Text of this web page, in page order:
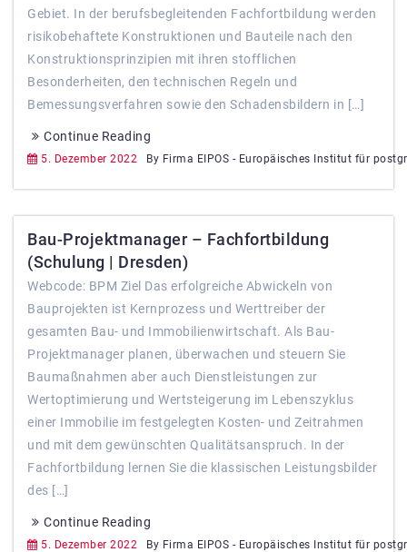
Gebiet. In der berufsbegleitenden Fachfortbildung werden
risikobehaftete Konstruktionen und Bauteile nach den
Konstruktionsprinzipien mit ihren stofflichen
Besonderheiten, den technischen Regeln und
Bemessungsverfahren sowie den Schadensbildern in […]
Continue Reading
5. Dezember 2022 By Firma EIPOS - Europäisches Institut für
Bau-Projektmanager – Fachfortbildung
(Schulung | Dresden)
Webcode: BPM Ziel Das erfolgreiche Abwickeln von
Bauprojekten ist Kernprozess und Werttreiber der
gesamten Bau- und Immobilienwirtschaft. Als Bau-
Projektmanager planen, überwachen und steuern Sie
Baumaßnahmen aber auch Dienstleistungen zur
Wertoptimierung und Wertsteigerung im Lebenszyklus
einer Immobilie im festgelegten Kosten- und Zeitrahmen
und mit dem gewünschten Qualitätsanspruch. In der
Fachfortbildung lernen Sie die klassischen Leistungsbilder
des […]
Continue Reading
5. Dezember 2022 By Firma EIPOS - Europäisches Institut für